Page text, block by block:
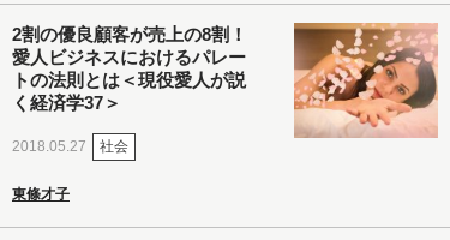
2割の優良顧客が売上の8割！
愛人ビジネスにおけるパレー
トの法則とは＜現役愛人が説
く経済学37＞
2018.05.27 社会
東條才子